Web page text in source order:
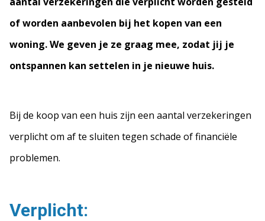
of worden aanbevolen bij het kopen van een
woning. We geven je ze graag mee, zodat jij je
ontspannen kan settelen in je nieuwe huis.
Bij de koop van een huis zijn een aantal verzekeringen
verplicht om af te sluiten tegen schade of financiële
problemen.
Verplicht: